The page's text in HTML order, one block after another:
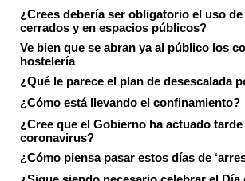
¿Crees debería ser obligatorio el uso
cerrados y en espacios públicos?
Ve bien que se abran ya al público los
hostelería
¿Qué le parece el plan de desescalada
¿Cómo está llevando el confinamiento?
¿Cree que el Gobierno ha actuado
coronavirus?
¿Cómo piensa pasar estos días de